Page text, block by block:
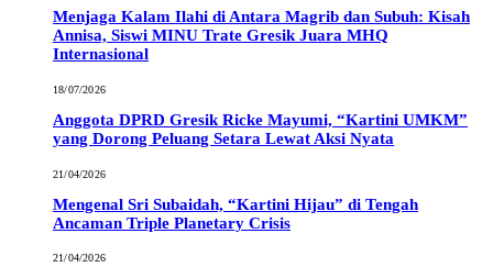
Menjaga Kalam Ilahi di Antara Magrib dan Subuh: Kisah
Annisa, Siswi MINU Trate Gresik Juara MHQ
Internasional
18/07/2026
Anggota DPRD Gresik Ricke Mayumi, “Kartini UMKM”
yang Dorong Peluang Setara Lewat Aksi Nyata
21/04/2026
Mengenal Sri Subaidah, “Kartini Hijau” di Tengah
Ancaman Triple Planetary Crisis
21/04/2026